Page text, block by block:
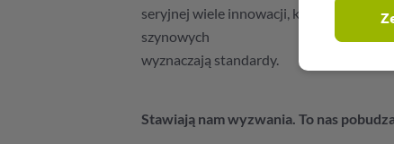
seryjnej wiele innowacji, które m.in. w
szynowych
wyznaczają standardy.
Stawiają nam wyzwania. To nas